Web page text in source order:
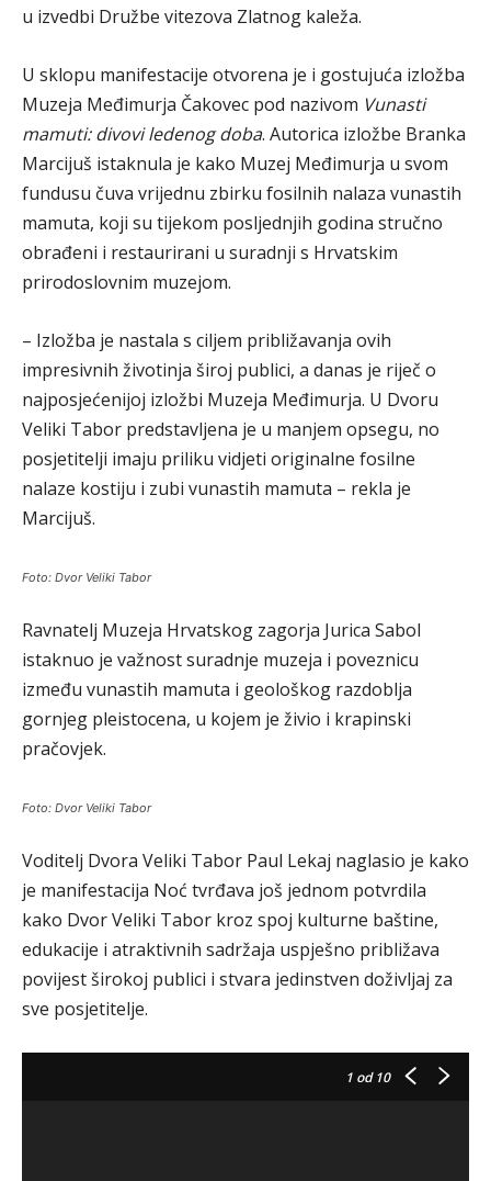
u izvedbi Družbe vitezova Zlatnog kaleža.
U sklopu manifestacije otvorena je i gostujuća izložba
Muzeja Međimurja Čakovec pod nazivom Vunasti
mamuti: divovi ledenog doba. Autorica izložbe Branka
Marcijuš istaknula je kako Muzej Međimurja u svom
fundusu čuva vrijednu zbirku fosilnih nalaza vunastih
mamuta, koji su tijekom posljednjih godina stručno
obrađeni i restaurirani u suradnji s Hrvatskim
prirodoslovnim muzejom.
– Izložba je nastala s ciljem približavanja ovih
impresivnih životinja široj publici, a danas je riječ o
najposjećenijoj izložbi Muzeja Međimurja. U Dvoru
Veliki Tabor predstavljena je u manjem opsegu, no
posjetitelji imaju priliku vidjeti originalne fosilne
nalaze kostiju i zubi vunastih mamuta – rekla je
Marcijuš.
Foto: Dvor Veliki Tabor
Ravnatelj Muzeja Hrvatskog zagorja Jurica Sabol
istaknuo je važnost suradnje muzeja i poveznicu
između vunastih mamuta i geološkog razdoblja
gornjeg pleistocena, u kojem je živio i krapinski
pračovjek.
Foto: Dvor Veliki Tabor
Voditelj Dvora Veliki Tabor Paul Lekaj naglasio je kako
je manifestacija Noć tvrđava još jednom potvrdila
kako Dvor Veliki Tabor kroz spoj kulturne baštine,
edukacije i atraktivnih sadržaja uspješno približava
povijest širokoj publici i stvara jedinstven doživljaj za
sve posjetitelje.
1 od 10